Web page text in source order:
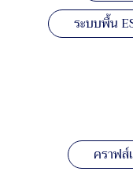
ระบบพื้น
คราฟ